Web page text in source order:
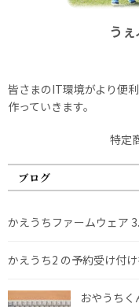
う
皆さまのIT環境がより便
作っていきます。
特定
ブログ
かえうちファームウェア
かえうち2 の予約受け付
おやうちく